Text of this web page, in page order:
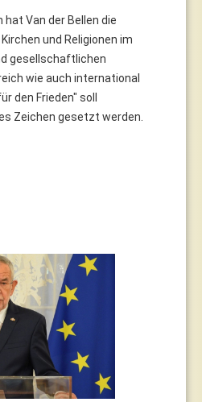
Van der Bellen die
und Religionen im
gesellschaftlichen
wie auch international
den Frieden" soll
Zeichen gesetzt werden.